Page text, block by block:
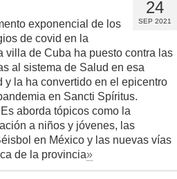
24
SEP 2021
exponencial de los
de covid en la
villa de Cuba ha puesto contra las
al sistema de Salud en esa
y la ha convertido en el epicentro
en Sancti Spíritus.
aborda tópicos como la
a niños y jóvenes, las
en México y las nuevas vías
de la provincia»